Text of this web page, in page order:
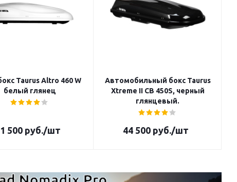
Taurus Altro 460 W
белый глянец
500 руб./шт
Автомобильный бокс Taurus
Xtreme II CB 450S, черный
глянцевый.
44 500 руб./шт